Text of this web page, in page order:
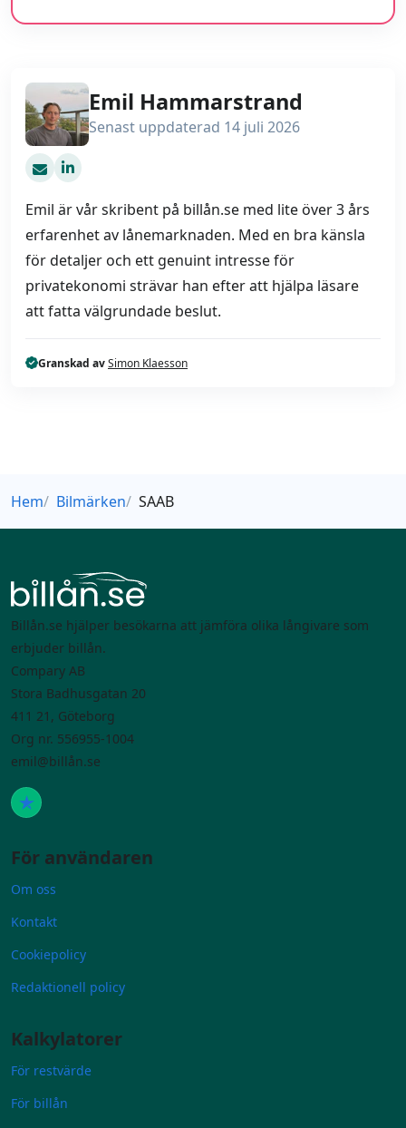
Emil Hammarstrand
Senast uppdaterad 14 juli 2026
emil@billån.se
Emil är vår skribent på billån.se med lite över 3 års
erfarenhet av lånemarknaden. Med en bra känsla
för detaljer och ett genuint intresse för
privatekonomi strävar han efter att hjälpa läsare
att fatta välgrundade beslut.
Granskad avSimon Klaesson
Hem Bilmärken SAAB
Billån.se hjälper besökarna att jämföra olika långivare som
erbjuder billån.
Compary AB
Stora Badhusgatan 20
411 21, Göteborg
Org nr. 556955-1004
emil@billån.se
För användaren
Om oss
Kontakt
Cookiepolicy
Redaktionell policy
Kalkylatorer
För restvärde
För billån